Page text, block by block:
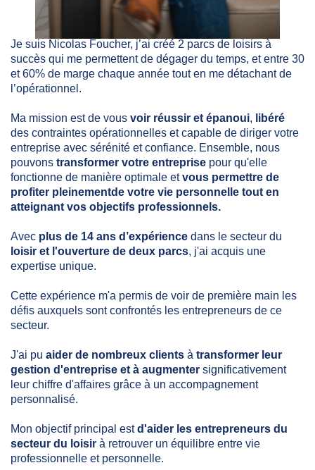
Je suis Nicolas Foucher, j’ai créé 2 parcs de loisirs à
succès qui me permettent de dégager du temps, et entre 30
et 60% de marge chaque année tout en me détachant de
l’opérationnel.
Ma mission est de vous voir réussir et épanoui, libéré
des contraintes opérationnelles et capable de diriger votre
entreprise avec sérénité et confiance. Ensemble, nous
pouvons transformer votre entreprise pour qu'elle
fonctionne de manière optimale etvous permettre de
profiter pleinementde votre vie personnelle tout en
atteignant vos objectifs professionnels.
Avec plus de 14 ans d’expérience dans le secteur du
loisir et l'ouverture de deux parcs, j'ai acquis une
expertise unique.
Cette expérience m'a permis de voir de première main les
défis auxquels sont confrontés les entrepreneurs de ce
secteur.
J'ai pu aider de nombreux clients à transformer leur
gestion d'entreprise et à augmenter significativement
leur chiffre d'affaires grâce à un accompagnement
personnalisé.
Mon objectif principal estd'aider les entrepreneurs du
secteur du loisir à retrouver un équilibre entre vie
professionnelle et personnelle.